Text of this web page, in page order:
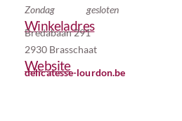
Zondag gesloten
Winkeladres
Bredabaan 291
2930 Brasschaat
Website
delicatesse-lourdon.be